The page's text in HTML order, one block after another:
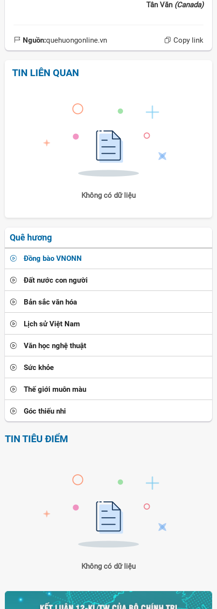
Tân Văn (Canada)
Nguồn:quehuongonline.vn Copy link
TIN LIÊN QUAN
Không có dữ liệu
Quê hương
Đồng bào VNONN
Đất nước con người
Bản sắc văn hóa
Lịch sử Việt Nam
Văn học nghệ thuật
Sức khỏe
Thế giới muôn màu
Góc thiếu nhi
TIN TIÊU ĐIỂM
Không có dữ liệu